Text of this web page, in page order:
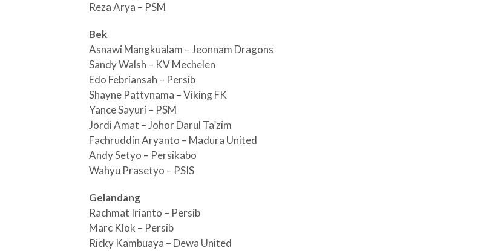
Reza Arya – PSM
Bek
Asnawi Mangkualam – Jeonnam Dragons
Sandy Walsh – KV Mechelen
Edo Febriansah – Persib
Shayne Pattynama – Viking FK
Yance Sayuri – PSM
Jordi Amat – Johor Darul Ta’zim
Fachruddin Aryanto – Madura United
Andy Setyo – Persikabo
Wahyu Prasetyo – PSIS
Gelandang
Rachmat Irianto – Persib
Marc Klok – Persib
Ricky Kambuaya – Dewa United